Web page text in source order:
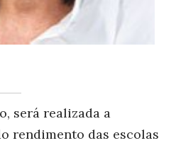
será realizada a
rendimento das escolas